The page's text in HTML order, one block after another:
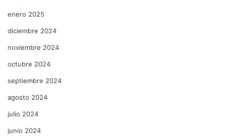
enero 2025
diciembre 2024
noviembre 2024
octubre 2024
septiembre 2024
agosto 2024
julio 2024
junio 2024